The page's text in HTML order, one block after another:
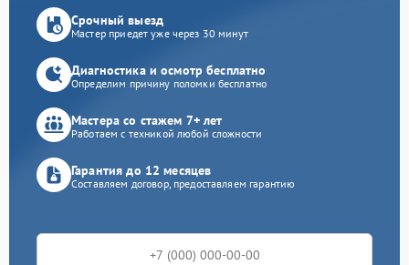
Срочный выезд
Мастер приедет уже через 30 минут
Диагностика и осмотр бесплатно
Определим причину поломки бесплатно
Мастера со стажем 7+ лет
Работаем с техникой любой сложности
Гарантия до 12 месяцев
Составляем договор, предоставляем гарантию